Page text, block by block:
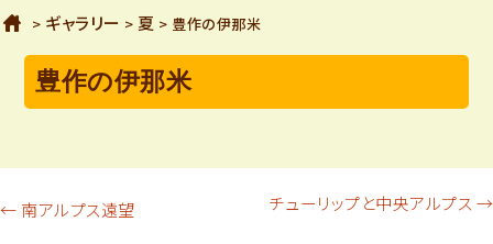
ホーム
> ギャラリー > 夏 > 豊作の伊那米
豊作の伊那米
投
← 南アルプス遠望 チューリップと中央アルプス →